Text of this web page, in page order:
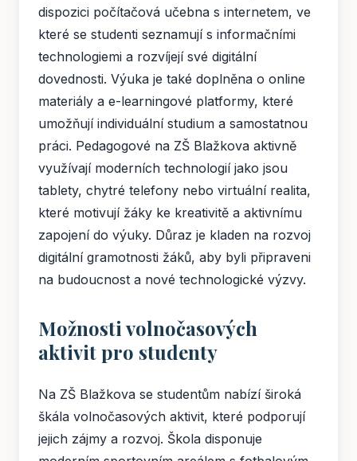
dispozici počítačová učebna s internetem, ve
které se studenti seznamují s informačními
technologiemi a rozvíjejí své digitální
dovednosti. Výuka je také doplněna o online
materiály a e-learningové platformy, které
umožňují individuální studium a samostatnou
práci. Pedagogové na ZŠ Blažkova aktivně
využívají moderních technologií jako jsou
tablety, chytré telefony nebo virtuální realita,
které motivují žáky ke kreativitě a aktivnímu
zapojení do výuky. Důraz je kladen na rozvoj
digitální gramotnosti žáků, aby byli připraveni
na budoucnost a nové technologické výzvy.
Možnosti volnočasových
aktivit pro studenty
Na ZŠ Blažkova se studentům nabízí široká
škála volnočasových aktivit, které podporují
jejich zájmy a rozvoj. Škola disponuje